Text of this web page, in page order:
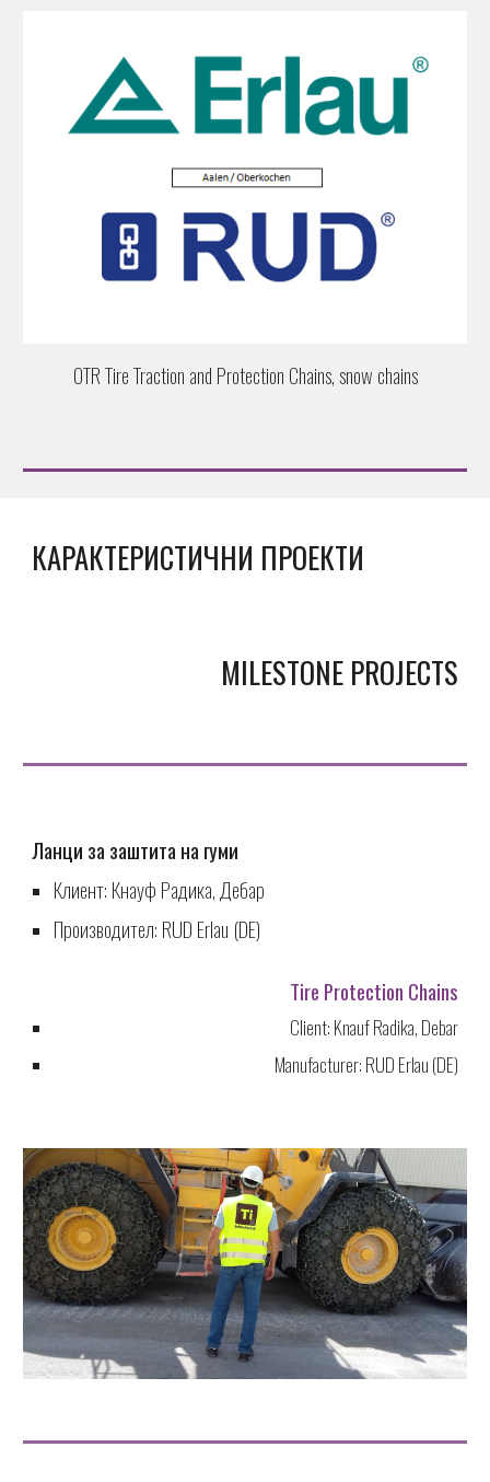
OTR Tire Traction and Protection Chains, snow chains
КАРАКТЕРИСТИЧНИ ПРОЕКТИ
МILESTONE PROJECTS
Ланци за заштита на гуми
Клиент: Кнауф Радика, Дебар
Производител: RUD Erlau (DE)
Tire Protection Chains
Client:Knauf Radika, Debar
Manufacturer: RUD Erlau (DE)